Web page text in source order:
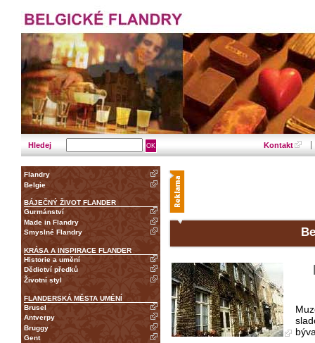
Hledej Kontakt
Flandry
Belgie
BÁJEČNÝ ŽIVOT FLANDER
Gurmánství
Made in Flandry
Smyslné Flandry
KRÁSA A INSPIRACE FLANDER
Historie a umění
Dědictví předků
Životní styl
FLANDERSKÁ MĚSTA UMĚNÍ
Brusel
Antverpy
Bruggy
Gent